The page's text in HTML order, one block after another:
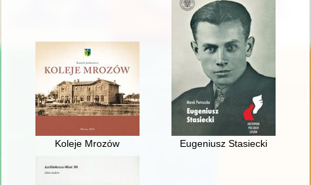
Koleje Mrozów Eugeniusz Stasiecki